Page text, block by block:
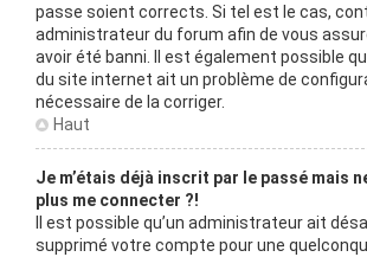
passe soient corrects. Si tel est le cas,
administrateur du forum afin de vous
avoir été banni. Il est également possible
du site internet ait un problème de
nécessaire de la corriger.
Haut
Je m’étais déjà inscrit par le passé mais
plus me connecter ?!
Il est possible qu’un administrateur ait
supprimé votre compte pour une